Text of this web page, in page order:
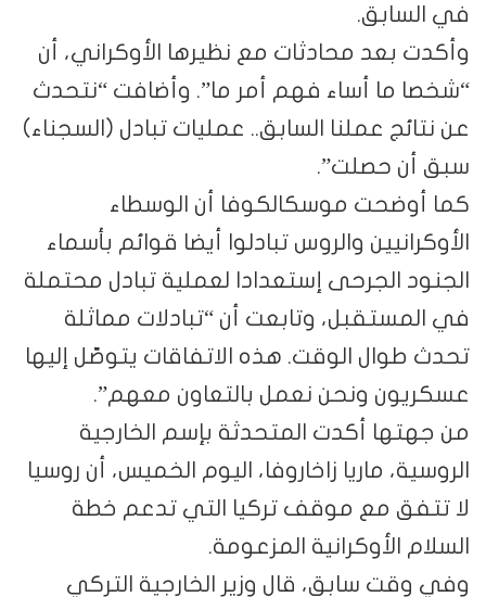
في السابق.
وأكدت بعد محادثات مع نظيرها الأوكراني، أن
“شخصا ما أساء فهم أمر ما”. وأضافت “نتحدث
عن نتائج عملنا السابق.. عمليات تبادل (السجناء)
سبق أن حصلت”.
كما أوضحت موسكالكوفا أن الوسطاء
الأوكرانيين والروس تبادلوا أيضا قوائم بأسماء
الجنود الجرحى إستعدادا لعملية تبادل محتملة
في المستقبل، وتابعت أن “تبادلات مماثلة
تحدث طوال الوقت. هذه الاتفاقات يتوصّل إليها
عسكريون ونحن نعمل بالتعاون معهم”.
من جهتها أكدت المتحدثة بإسم الخارجية
الروسية، ماريا زاخاروفا، اليوم الخميس، أن روسيا
لا تتفق مع موقف تركيا التي تدعم خطة
السلام الأوكرانية المزعومة.
وفي وقت سابق، قال وزير الخارجية التركي